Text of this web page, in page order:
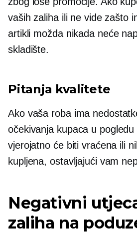
vaših zaliha ili ne vide zašto
artikli možda nikada neće
skladište.
Pitanja kvalitete
Ako vaša roba ima
očekivanja kupaca u pogledu
vjerojatno će biti vraćena ili
kupljena, ostavljajući vam
Negativni
zaliha na